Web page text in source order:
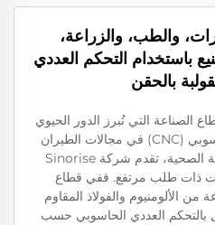
والطب، والزراعة،
باستخدام التحكم العددي
الصناعة التي تُبرز الدور الحيوي
للتشغيل بالتحكم العددي الحاسوبي (CNC) في مجالات الطيران
والفضاء، والسيارات، والرعاية الصحية، تقدم شركة Sinorise
ذات طلب مرتفع. ففي قطاع
الألومنيوم والفولاذ المقاوم
بالتحكم العددي الحاسوبي حسب